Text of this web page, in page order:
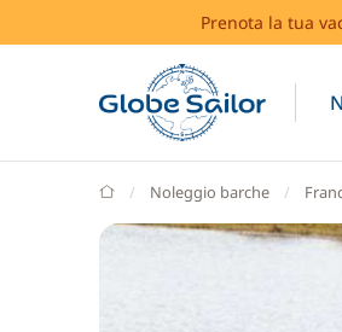
Prenota la tua
GlobeSailor
Noleggio barche